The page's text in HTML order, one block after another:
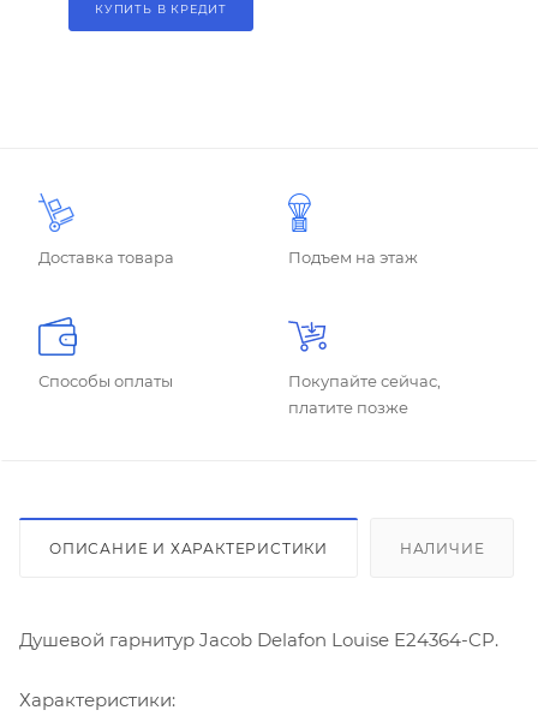
КУПИТЬ В КРЕДИТ
Доставка товара Подъем на этаж
Способы оплаты
Покупайте сейчас,
платите позже
ОПИСАНИЕ И ХАРАКТЕРИСТИКИ НАЛИЧИЕ
Душевой гарнитур Jacob Delafon Louise E24364-CP.
Характеристики: